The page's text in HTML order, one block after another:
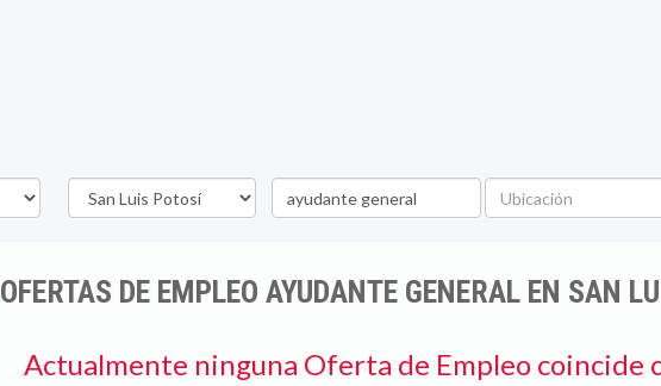
Estado
Palabra
clave
Ubicación
OFERTAS DE EMPLEO AYUDANTE GENERAL EN SAN
Actualmente ninguna Oferta de Empleo coincide